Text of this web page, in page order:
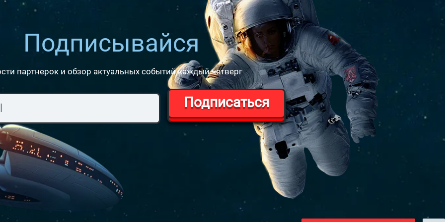
Подписывайся
партнерок и обзор актуальных событий каждый четверг
Подписаться